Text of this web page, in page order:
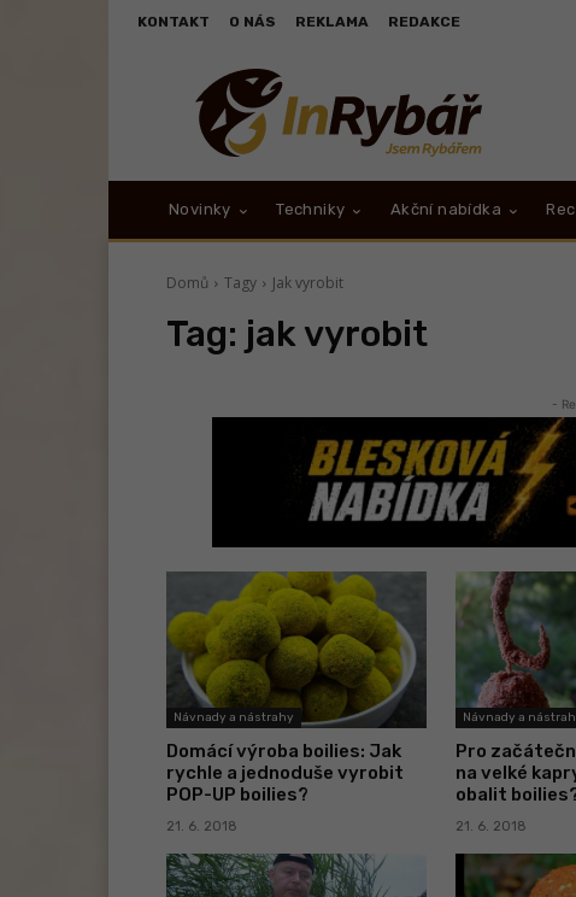
KONTAKT O NÁS REKLAMA REDAKCE
Novinky Techniky Akční nabídka
Domů Tagy Jak vyrobit
Tag: jak vyrobit
-
Návnady a nástrahy
Domácí výroba boilies: Jak
rychle a jednoduše vyrobit
POP-UP boilies?
21. 6. 2018
Návnady a
Pro
na velké
obalit
21. 6. 2018